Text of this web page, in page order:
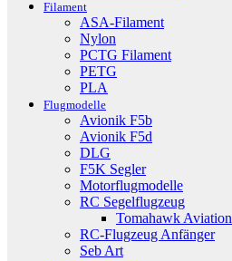
Filament
ASA-Filament
Nylon
PCTG Filament
PETG
PLA
Flugmodelle
Avionik F5b
Avionik F5d
DLG
F5K Segler
Motorflugmodelle
RC Segelflugzeug
Tomahawk Aviation
RC-Flugzeug Anfänger
Seb Art